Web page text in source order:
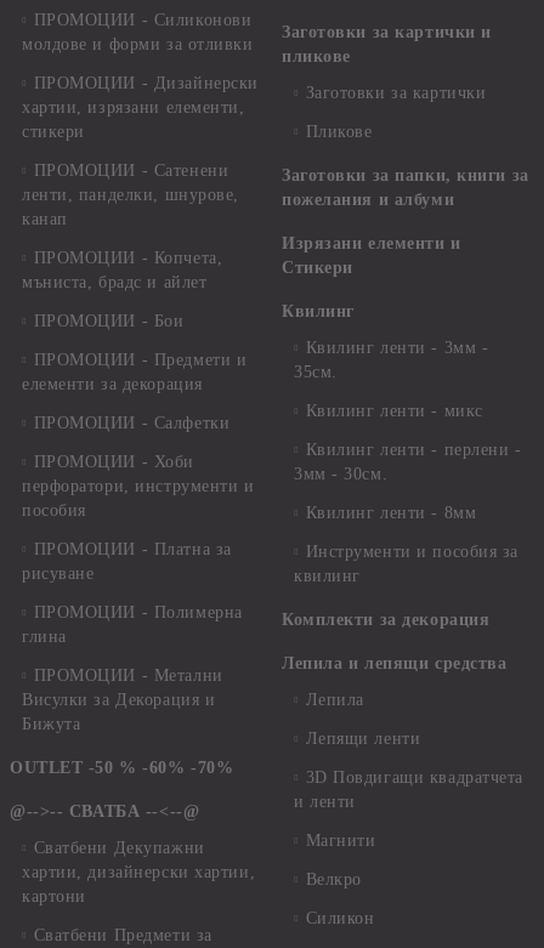
ПРОМОЦИИ - Силиконови
молдове и форми за отливки
ПРОМОЦИИ - Дизайнерски
хартии, изрязани елементи,
стикери
ПРОМОЦИИ - Сатенени
ленти, панделки, шнурове,
канап
ПРОМОЦИИ - Копчета,
мъниста, брадс и айлет
ПРОМОЦИИ - Бои
ПРОМОЦИИ - Предмети и
елементи за декорация
ПРОМОЦИИ - Салфетки
ПРОМОЦИИ - Хоби
перфоратори, инструменти и
пособия
ПРОМОЦИИ - Платна за
рисуване
ПРОМОЦИИ - Полимерна
глина
ПРОМОЦИИ - Метални
Висулки за Декорация и
Бижута
OUTLET -50 % -60% -70%
@-->-- СВАТБА --<--@
Сватбени Декупажни
хартии, дизайнерски хартии,
картони
Сватбени Предмети за
Заготовки за картички и
пликове
Заготовки за картички
Пликове
Заготовки за папки, книги за
пожелания и албуми
Изрязани елементи и
Стикери
Квилинг
Квилинг ленти - 3мм -
35см.
Квилинг ленти - микс
Квилинг ленти - перлени -
3мм - 30см.
Квилинг ленти - 8мм
Инструменти и пособия за
квилинг
Комплекти за декорация
Лепила и лепящи средства
Лепила
Лепящи ленти
3D Повдигащи квадратчета
и ленти
Магнити
Велкро
Силикон